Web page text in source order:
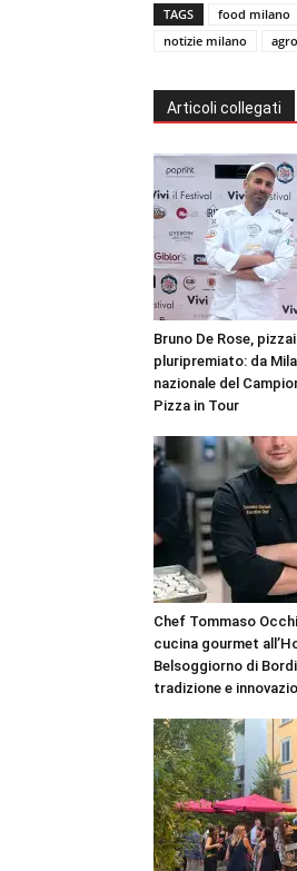
TAGS food milano
notizie milano
Articoli collegati
Bruno De Rose,
pluripremiato: da
nazionale del
Pizza in Tour
Chef Tommaso
cucina gourmet
Belsoggiorno di
tradizione e